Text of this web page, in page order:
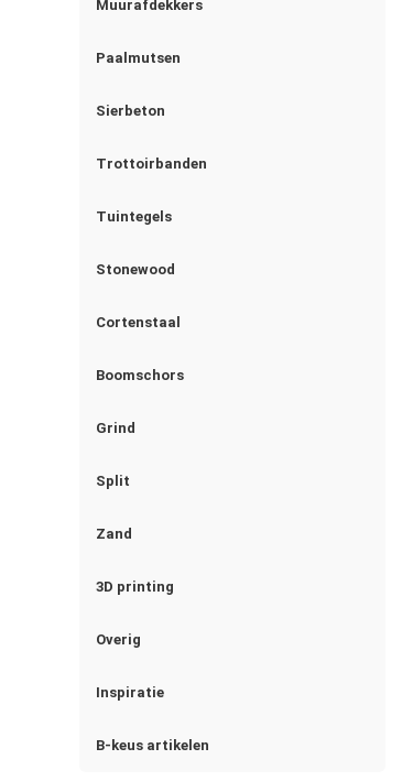
Muurafdekkers
Paalmutsen
Sierbeton
Trottoirbanden
Tuintegels
Stonewood
Cortenstaal
Boomschors
Grind
Split
Zand
3D printing
Overig
Inspiratie
B-keus artikelen